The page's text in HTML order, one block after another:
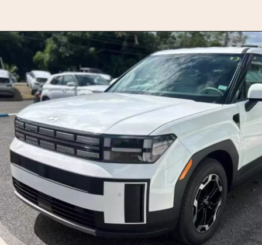
Opening https://motorprime.com.br/vai-impactar-hyundai-santa-fe-2025-se-prepara-para-o-brasil/